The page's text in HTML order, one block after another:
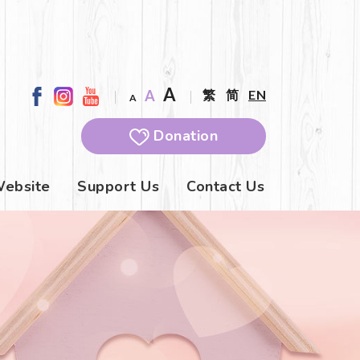
A A A 繁 简 EN
Donation
Support Us Contact Us